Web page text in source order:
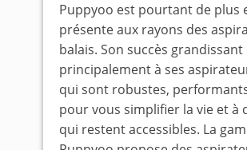
Puppyoo est pourtant de plus
présente aux rayons des
balais. Son succès grandissant
principalement à ses
qui sont robustes,
pour vous simplifier la vie et à
qui restent accessibles. La